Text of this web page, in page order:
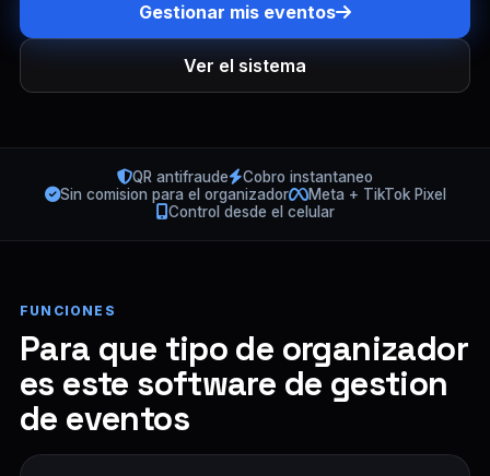
Gestionar mis eventos
Ver el sistema
QR antifraude
Cobro instantaneo
Sin comision para el organizador
Meta + TikTok Pixel
Control desde el celular
FUNCIONES
Para que tipo de organizador
es este software de gestion
de eventos